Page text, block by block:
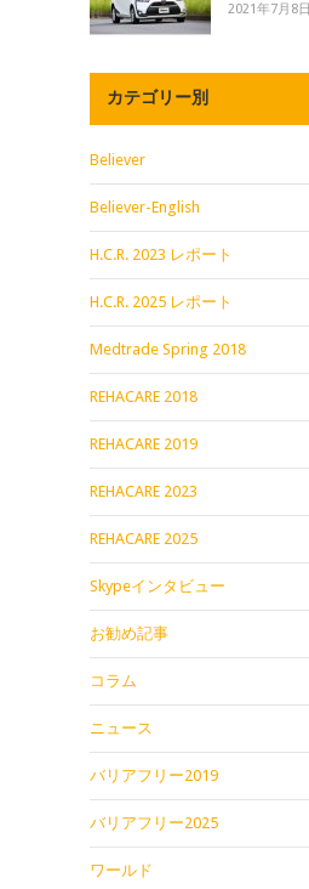
2021年7月8日
カテゴリー別
Believer
Believer-English
H.C.R. 2023 レポート
H.C.R. 2025 レポート
Medtrade Spring 2018
REHACARE 2018
REHACARE 2019
REHACARE 2023
REHACARE 2025
Skypeインタビュー
お勧め記事
コラム
ニュース
バリアフリー2019
バリアフリー2025
ワールド